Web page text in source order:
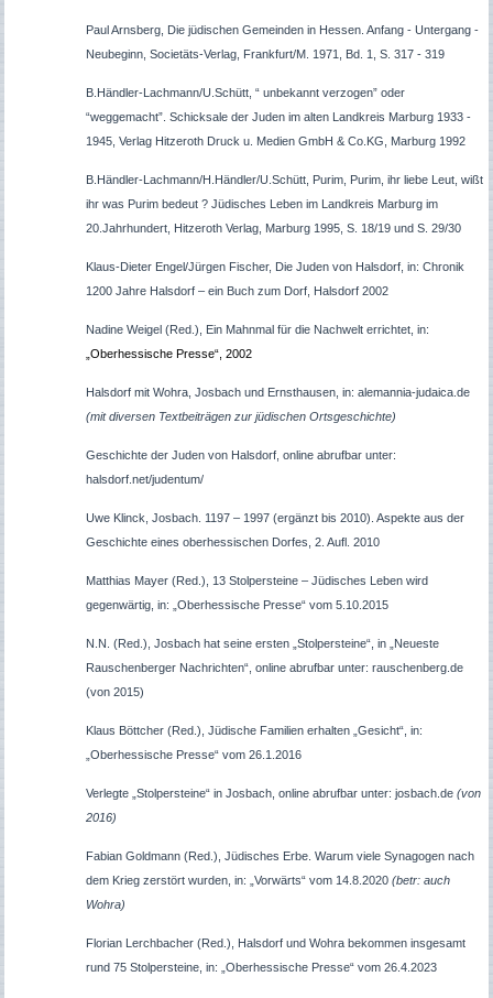
Paul Arnsberg, Die jüdischen Gemeinden in Hessen. Anfang - Untergang -
Neubeginn, Societäts-Verlag, Frankfurt/M. 1971, Bd. 1, S. 317 - 319
B.Händler-Lachmann/U.Schütt, “ unbekannt verzogen” oder
“weggemacht”. Schicksale der Juden im alten Landkreis Marburg 1933 -
1945, Verlag Hitzeroth Druck u. Medien GmbH & Co.KG, Marburg 1992
B.Händler-Lachmann/H.Händler/U.Schütt, Purim, Purim, ihr liebe Leut, wißt
ihr was Purim bedeut ? Jüdisches Leben im Landkreis Marburg im
20.Jahrhundert, Hitzeroth Verlag, Marburg 1995, S. 18/19 und S. 29/30
Klaus-Dieter Engel/Jürgen Fischer, Die Juden von Halsdorf, in: Chronik
1200 Jahre Halsdorf – ein Buch zum Dorf, Halsdorf 2002
Nadine Weigel (Red.), Ein Mahnmal für die Nachwelt errichtet, in:
„Oberhessische Presse“, 2002
Halsdorf mit Wohra, Josbach und Ernsthausen, in: alemannia-judaica.de
(mit diversen Textbeiträgen zur jüdischen Ortsgeschichte)
Geschichte der Juden von Halsdorf, online abrufbar unter:
halsdorf.net/judentum/
Uwe Klinck, Josbach. 1197 – 1997 (ergänzt bis 2010). Aspekte aus der
Geschichte eines oberhessischen Dorfes, 2. Aufl. 2010
Matthias Mayer (Red.), 13 Stolpersteine – Jüdisches Leben wird
gegenwärtig, in: „Oberhessische Presse“ vom 5.10.2015
N.N. (Red.), Josbach hat seine ersten „Stolpersteine“, in „Neueste
Rauschenberger Nachrichten“, online abrufbar unter: rauschenberg.de
(von 2015)
Klaus Böttcher (Red.), Jüdische Familien erhalten „Gesicht“, in:
„Oberhessische Presse“ vom 26.1.2016
Verlegte „Stolpersteine“ in Josbach, online abrufbar unter: josbach.de (von
2016)
Fabian Goldmann (Red.), Jüdisches Erbe. Warum viele Synagogen nach
dem Krieg zerstört wurden, in: „Vorwärts“ vom 14.8.2020 (betr: auch
Wohra)
Florian Lerchbacher (Red.), Halsdorf und Wohra bekommen insgesamt
rund 75 Stolpersteine, in: „Oberhessische Presse“ vom 26.4.2023